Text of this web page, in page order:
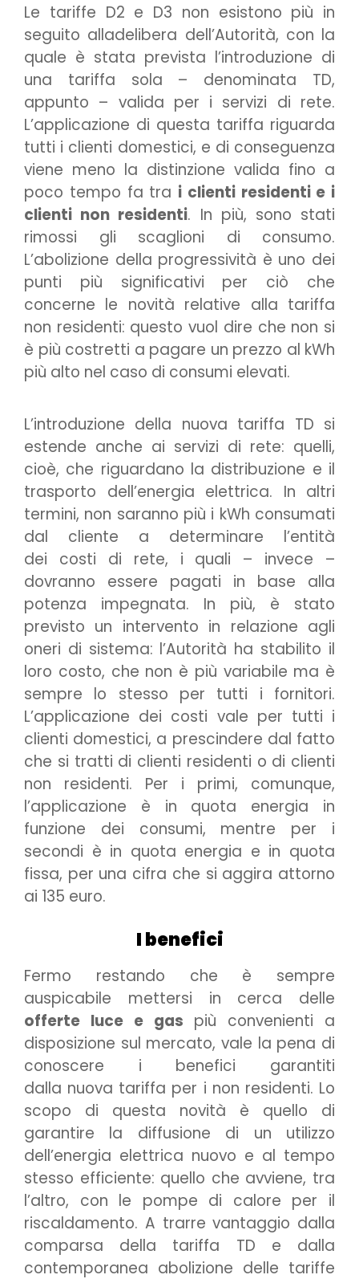
Le tariffe D2 e D3 non esistono più in
seguito alladelibera dell’Autorità, con la
quale è stata prevista l’introduzione di
una tariffa sola – denominata TD,
appunto – valida per i servizi di rete.
L’applicazione di questa tariffa riguarda
tutti i clienti domestici, e di conseguenza
viene meno la distinzione valida fino a
poco tempo fa tra i clienti residenti e i
clienti non residenti. In più, sono stati
rimossi gli scaglioni di consumo.
L’abolizione della progressività è uno dei
punti più significativi per ciò che
concerne le novità relative alla tariffa
non residenti: questo vuol dire che non si
è più costretti a pagare un prezzo al kWh
più alto nel caso di consumi elevati.
L’introduzione della nuova tariffa TD si
estende anche ai servizi di rete: quelli,
cioè, che riguardano la distribuzione e il
trasporto dell’energia elettrica. In altri
termini, non saranno più i kWh consumati
dal cliente a determinare l’entità
dei costi di rete, i quali – invece –
dovranno essere pagati in base alla
potenza impegnata. In più, è stato
previsto un intervento in relazione agli
oneri di sistema: l’Autorità ha stabilito il
loro costo, che non è più variabile ma è
sempre lo stesso per tutti i fornitori.
L’applicazione dei costi vale per tutti i
clienti domestici, a prescindere dal fatto
che si tratti di clienti residenti o di clienti
non residenti. Per i primi, comunque,
l’applicazione è in quota energia in
funzione dei consumi, mentre per i
secondi è in quota energia e in quota
fissa, per una cifra che si aggira attorno
ai 135 euro.
I benefici
Fermo restando che è sempre
auspicabile mettersi in cerca delle
offerte luce e gas più convenienti a
disposizione sul mercato, vale la pena di
conoscere i benefici garantiti
dalla nuova tariffa per i non residenti. Lo
scopo di questa novità è quello di
garantire la diffusione di un utilizzo
dell’energia elettrica nuovo e al tempo
stesso efficiente: quello che avviene, tra
l’altro, con le pompe di calore per il
riscaldamento. A trarre vantaggio dalla
comparsa della tariffa TD e dalla
contemporanea abolizione delle tariffe